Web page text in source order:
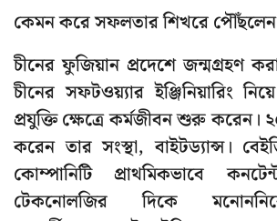
কেমন করে সফলতার শিখরে পৌঁছলেন
চীনের ফুজিয়ান প্রদেশে জন্মগ্রহণ
চীনের সফটওয়্যার ইঞ্জিনিয়ারিং
প্রযুক্তি ক্ষেত্রে কর্মজীবন শুরু করেন।
করেন তার সংস্থা, বাইটড্যান্স।
কোম্পানিটি প্রাথমিকভাবে
টেকনোলজির দিকে